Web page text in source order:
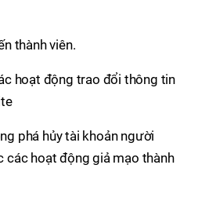
thành viên.
hoạt động trao đổi thông tin
phá hủy tài khoản người
các hoạt động giả mạo thành